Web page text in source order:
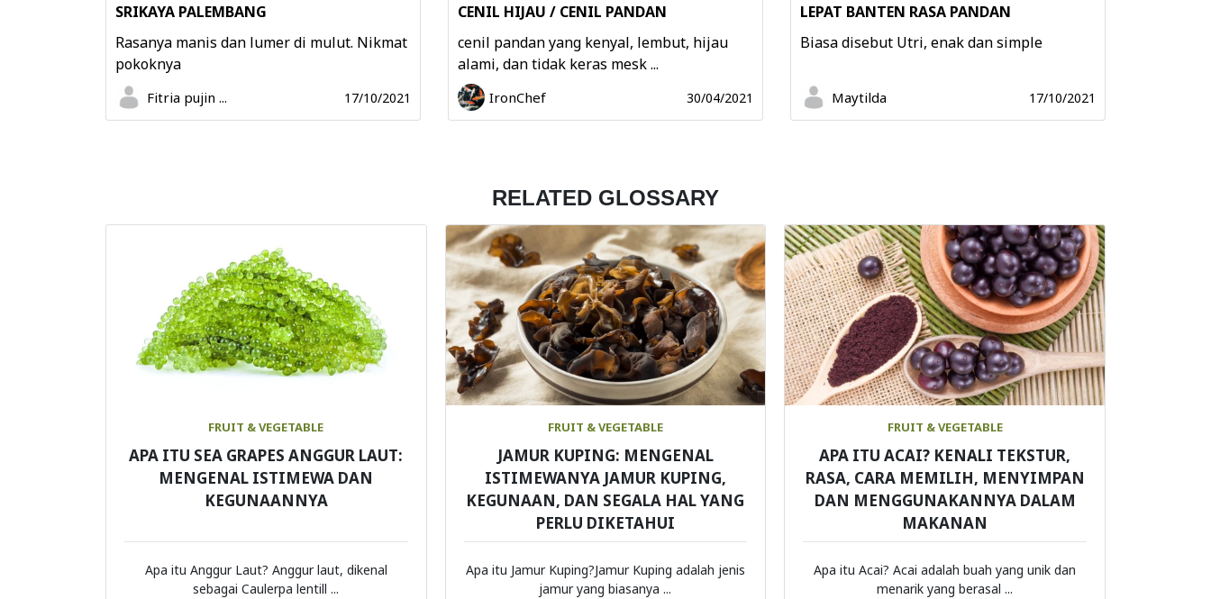
SRIKAYA PALEMBANG
Rasanya manis dan lumer di mulut. Nikmat
pokoknya
Fitria pujin ... 17/10/2021
CENIL HIJAU / CENIL PANDAN
cenil pandan yang kenyal, lembut, hijau
alami, dan tidak keras mesk ...
IronChef 30/04/2021
LEPAT BANTEN RASA PANDAN
Biasa disebut Utri, enak dan simple
Maytilda 17/10/2021
RELATED GLOSSARY
FRUIT & VEGETABLE
APA ITU SEA GRAPES ANGGUR LAUT:
MENGENAL ISTIMEWA DAN
KEGUNAANNYA
Apa itu Anggur Laut? Anggur laut, dikenal
sebagai Caulerpa lentill ...
FRUIT & VEGETABLE
JAMUR KUPING: MENGENAL
ISTIMEWANYA JAMUR KUPING,
KEGUNAAN, DAN SEGALA HAL YANG
PERLU DIKETAHUI
Apa itu Jamur Kuping?Jamur Kuping adalah jenis
jamur yang biasanya ...
FRUIT & VEGETABLE
APA ITU ACAI? KENALI TEKSTUR,
RASA, CARA MEMILIH, MENYIMPAN
DAN MENGGUNAKANNYA DALAM
MAKANAN
Apa itu Acai? Acai adalah buah yang unik dan
menarik yang berasal ...